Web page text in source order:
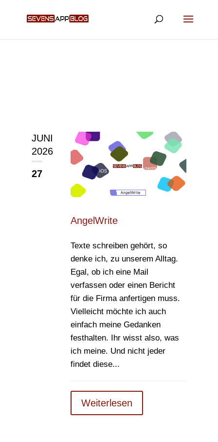
JUNI
2026
27
AngelWrite
Texte schreiben gehört, so
denke ich, zu unserem Alltag.
Egal, ob ich eine Mail
verfassen oder einen Bericht
für die Firma anfertigen muss.
Vielleicht möchte ich auch
einfach meine Gedanken
festhalten. Ihr wisst also, was
ich meine. Und nicht jeder
findet diese...
Weiterlesen